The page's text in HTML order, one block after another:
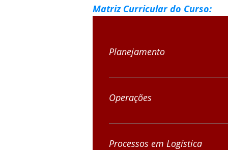
Matriz Curricular do Curso:
Planejamento
Diagnóstico Estratégico e
Operações
Gestão Financeira Gestão de
Processos em Logística